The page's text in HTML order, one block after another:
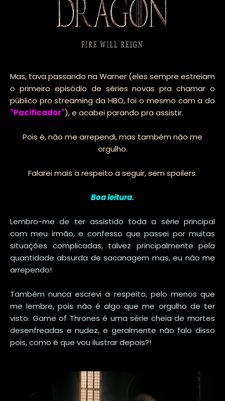
Mas, tava passando na Warner (eles sempre estreiam
o primeiro episódio de séries novas pra chamar o
público pro streaming da HBO, foi o mesmo com a do
"Pacificador"), e acabei parando pra assistir.
Pois é, não me arrependi, mas também não me
orgulho.
Falarei mais a respeito a seguir, sem spoilers.
Boa leitura.
Lembro-me de ter assistido toda a série principal
com meu irmão, e confesso que passei por muitas
situações complicadas, talvez principalmente pela
quantidade absurda de sacanagem mas, eu não me
arrependo!
Também nunca escrevi a respeito, pelo menos que
me lembre, pois não é algo que me orgulho de ter
visto. Game of Thrones é uma série cheia de mortes
desenfreadas e nudez, e geralmente não falo disso
pois, como é que vou ilustrar depois?!